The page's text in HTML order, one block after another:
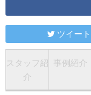
ツイート
スタッフ紹
介
事例紹介